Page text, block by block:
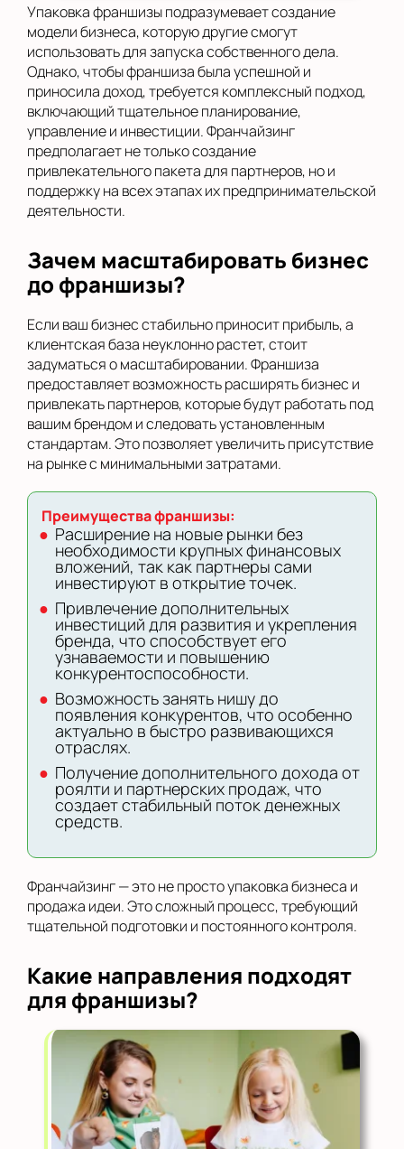
Упаковка франшизы подразумевает создание
модели бизнеса, которую другие смогут
использовать для запуска собственного дела.
Однако, чтобы франшиза была успешной и
приносила доход, требуется комплексный подход,
включающий тщательное планирование,
управление и инвестиции. Франчайзинг
предполагает не только создание
привлекательного пакета для партнеров, но и
поддержку на всех этапах их предпринимательской
деятельности.
Зачем масштабировать бизнес
до франшизы?
Если ваш бизнес стабильно приносит прибыль, а
клиентская база неуклонно растет, стоит
задуматься о масштабировании. Франшиза
предоставляет возможность расширять бизнес и
привлекать партнеров, которые будут работать под
вашим брендом и следовать установленным
стандартам. Это позволяет увеличить присутствие
на рынке с минимальными затратами.
Преимущества франшизы:
Расширение на новые рынки без
необходимости крупных финансовых
вложений, так как партнеры сами
инвестируют в открытие точек.
Привлечение дополнительных
инвестиций для развития и укрепления
бренда, что способствует его
узнаваемости и повышению
конкурентоспособности.
Возможность занять нишу до
появления конкурентов, что особенно
актуально в быстро развивающихся
отраслях.
Получение дополнительного дохода от
роялти и партнерских продаж, что
создает стабильный поток денежных
средств.
Франчайзинг — это не просто упаковка бизнеса и
продажа идеи. Это сложный процесс, требующий
тщательной подготовки и постоянного контроля.
Какие направления подходят
для франшизы?